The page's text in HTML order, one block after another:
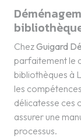
ChezGuigard
parfaitement le
bibliothèques à
les
délicatesse ces
assurer une
processus.